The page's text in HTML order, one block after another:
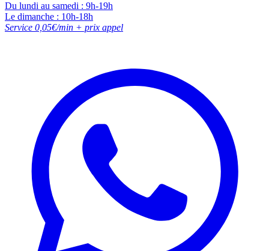
Du lundi au samedi : 9h-19h
Le dimanche : 10h-18h
Service 0,05€/min + prix appel